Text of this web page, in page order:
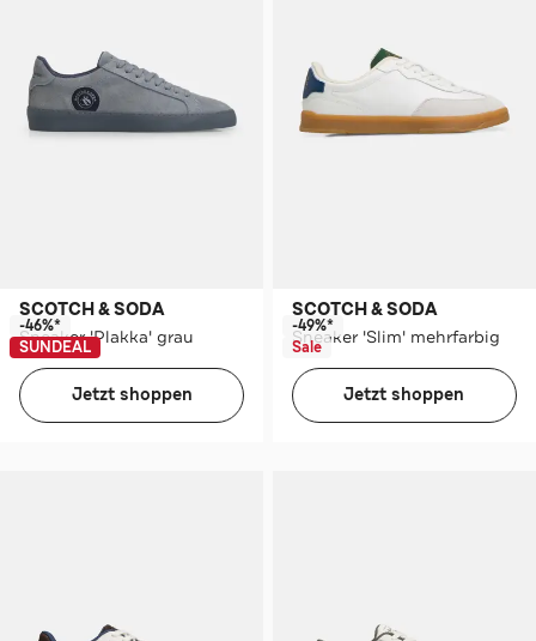
SCOTCH & SODA
Sneaker 'Plakka' grau
-46%*
SUNDEAL
Jetzt shoppen
SCOTCH & SODA
Sneaker 'Slim' mehrfarbig
-49%*
Sale
Jetzt shoppen